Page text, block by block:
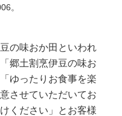
。
の味おか田といわれ
郷土割烹伊豆の味お
ゆったりお食事を楽
させていただいてお
ください」とお客様